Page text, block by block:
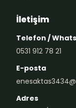
İletişim
Telefon /
0531 912 78 21
E-posta
Adres